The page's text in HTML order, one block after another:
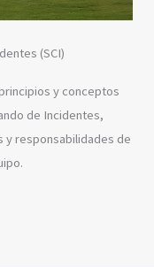
(SCI)
y conceptos
de Incidentes,
y responsabilidades de